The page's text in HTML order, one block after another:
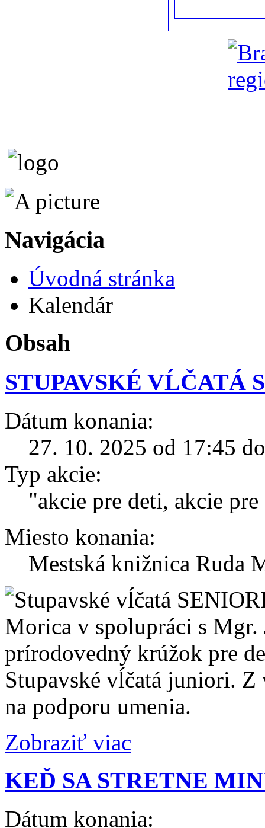
Navigácia
Úvodná stránka
Kalendár
Obsah
STUPAVSKÉ VĹČATÁ
Dátum konania:
27. 10. 2025 od 17:45
Typ akcie:
"akcie pre deti, akcie
Miesto konania:
Mestská knižnica Ruda
Morica v spolupráci s Mgr.
prírodovedný krúžok pre
Stupavské vĺčatá juniori.
na podporu umenia.
Zobraziť viac
KEĎ SA STRETNE
Dátum konania: